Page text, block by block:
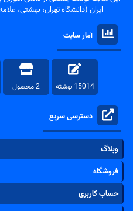
ایران (دانشگاه تهران، بهشتی،
آمار سایت
15014 نوشته 2 محصول
دسترسی سریع
وبلاگ
فروشگاه
حساب کاربری